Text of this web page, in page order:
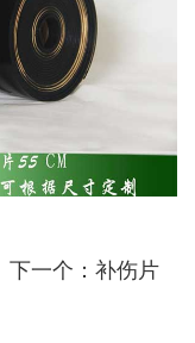
下一个：补伤片